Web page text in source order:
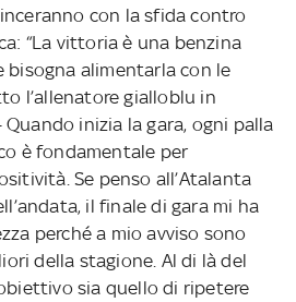
con la sfida contro
“La vittoria è una benzina
alimentarla con le
l’allenatore gialloblu in
inizia la gara, ogni palla
è fondamentale per
Se penso all’Atalanta
il finale di gara mi ha
perché a mio avviso sono
della stagione. Al di là del
sia quello di ripetere